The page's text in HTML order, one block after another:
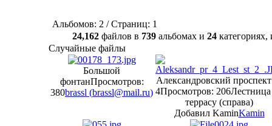
Альбомов: 2 / Страниц: 1
24,162 файлов в 739 альбомах и 24
Случайные файлы
Большой
фонтанПросмотров:
380brassl (brassl@mail.ru)
Александровский
4Просмотров: 206
террасу (справа)
Добавил KaminKamin